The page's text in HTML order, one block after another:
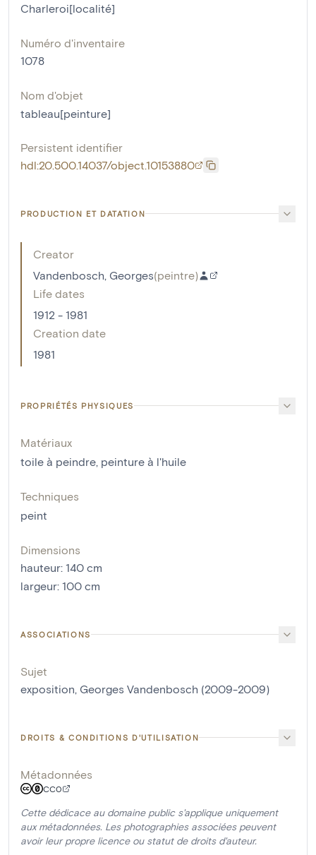
Charleroi[localité]
Numéro d'inventaire
1078
Nom d'objet
tableau[peinture]
Persistent identifier
hdl:20.500.14037/object.10153880
PRODUCTION ET DATATION
Creator
Vandenbosch, Georges(peintre)
Life dates
1912 - 1981
Creation date
1981
PROPRIÉTÉS PHYSIQUES
Matériaux
toile à peindre peinture à l'huile
Techniques
peint
Dimensions
hauteur: 140 cm
largeur: 100 cm
ASSOCIATIONS
Sujet
exposition, Georges Vandenbosch (2009-2009)
DROITS & CONDITIONS D'UTILISATION
Métadonnées
CC0
Cette dédicace au domaine public s'applique uniquement
aux métadonnées. Les photographies associées peuvent
avoir leur propre licence ou statut de droits d'auteur.